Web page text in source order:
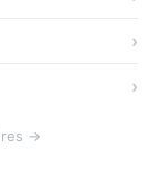
→